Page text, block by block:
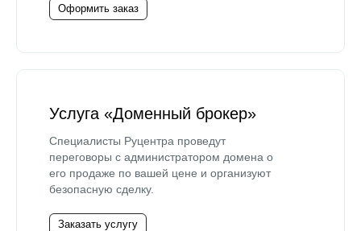
Оформить заказ
Услуга «Доменный брокер»
Специалисты Руцентра проведут
переговоры с администратором домена о
его продаже по вашей цене и организуют
безопасную сделку.
Заказать услугу